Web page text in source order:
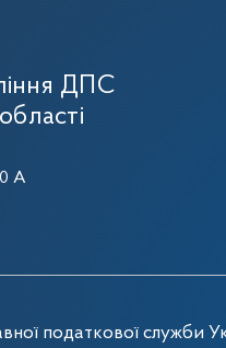
ДПС
А
податкової служби